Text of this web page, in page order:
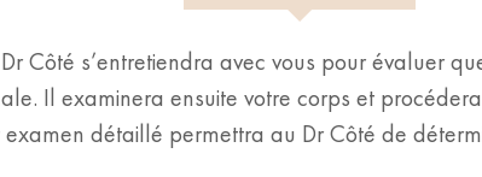
Côté s’entretiendra avec vous pour évaluer
Il examinera ensuite votre corps et
détaillé permettra au Dr Côté de